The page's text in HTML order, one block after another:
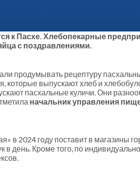
к Пасхе. Хлебопекарные
с поздравлениями.
продумывать рецептуру
которые выпускают хлеб и
пасхальные куличи. Они
начальник управления
в 2024 году поставит в магазины
в день. Кроме того, по